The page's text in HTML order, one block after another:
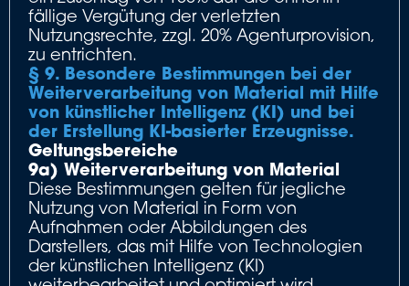
fällige Vergütung der verletzten
Nutzungsrechte, zzgl. 20% Agenturprovision,
zu entrichten.
§ 9. Besondere Bestimmungen bei der
Weiterverarbeitung von Material mit Hilfe
von künstlicher Intelligenz (KI) und bei
der Erstellung KI-basierter Erzeugnisse.
Geltungsbereiche
9a) Weiterverarbeitung von Material
Diese Bestimmungen gelten für jegliche
Nutzung von Material in Form von
Aufnahmen oder Abbildungen des
Darstellers, das mit Hilfe von Technologien
der künstlichen Intelligenz (KI)